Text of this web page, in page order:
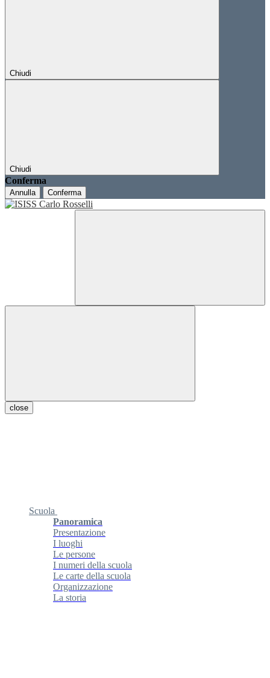
Chiudi
Chiudi
Conferma
Annulla Conferma
close
Scuola
Panoramica
Presentazione
I luoghi
Le persone
I numeri della scuola
Le carte della scuola
Organizzazione
La storia